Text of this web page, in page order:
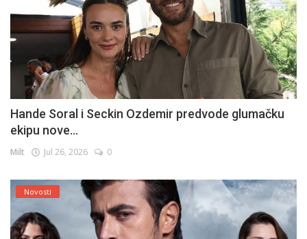
Hande Soral i Seckin Ozdemir predvode glumačku
ekipu nove...
Milt Jul 26, 2026 0
Novosti